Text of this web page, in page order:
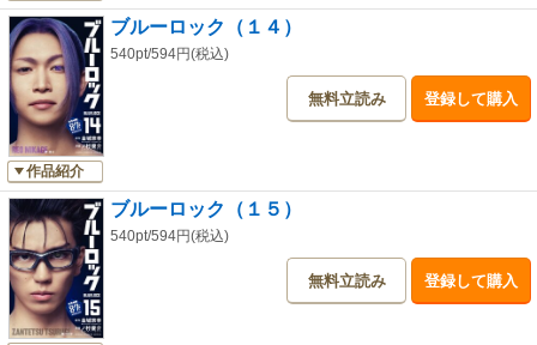
作品紹介
ブルーロック（１４）
540pt/594円(税込)
無料立読み 登録して購入
ブルーロック（１５）
540pt/594円(税込)
無料立読み 登録して購入